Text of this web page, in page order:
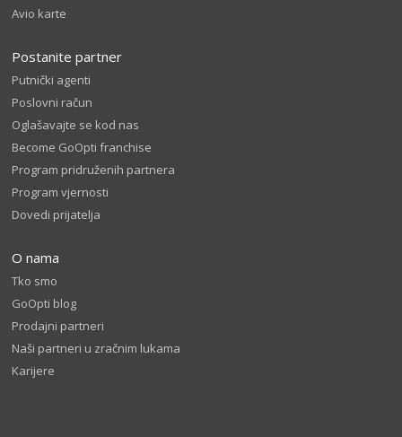
Avio karte
Postanite partner
Putnički agenti
Poslovni račun
Oglašavajte se kod nas
Become GoOpti franchise
Program pridruženih partnera
Program vjernosti
Dovedi prijatelja
O nama
Tko smo
GoOpti blog
Prodajni partneri
Naši partneri u zračnim lukama
Karijere